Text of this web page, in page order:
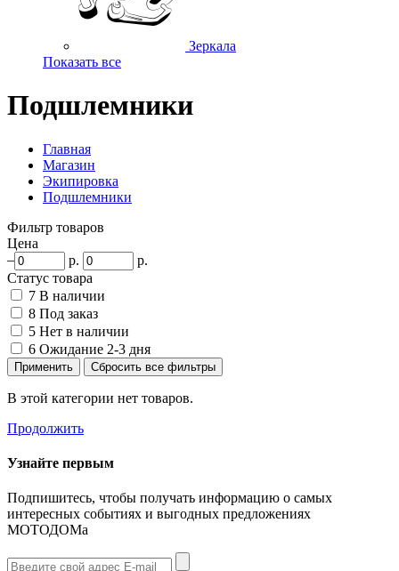
Зеркала
Показать все
Подшлемники
Главная
Магазин
Экипировка
Подшлемники
Фильтр товаров
Цена
р.
–
р.
Статус товара
7 В наличии
8 Под заказ
5 Нет в наличии
6 Ожидание 2-3 дня
В этой категории нет товаров.
Продолжить
Узнайте первым
Подпишитесь, чтобы получать информацию о самых
интересных событиях и выгодных предложениях
МОТОДОМа